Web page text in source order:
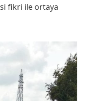
fikri ile ortaya